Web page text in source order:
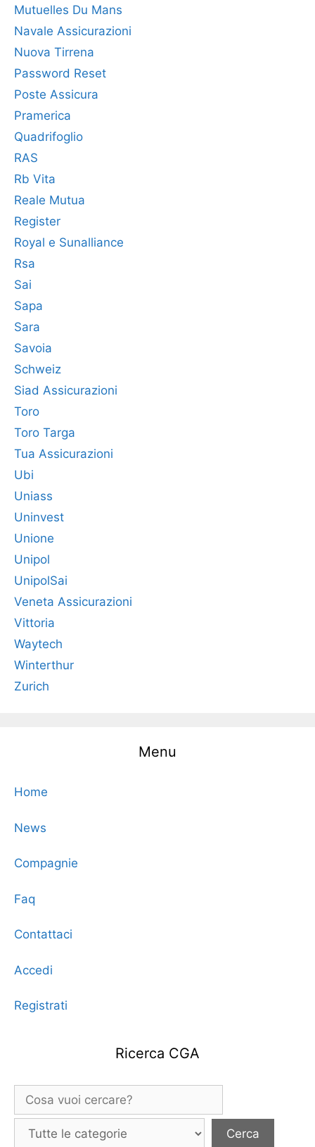
Mutuelles Du Mans
Navale Assicurazioni
Nuova Tirrena
Password Reset
Poste Assicura
Pramerica
Quadrifoglio
RAS
Rb Vita
Reale Mutua
Register
Royal e Sunalliance
Rsa
Sai
Sapa
Sara
Savoia
Schweiz
Siad Assicurazioni
Toro
Toro Targa
Tua Assicurazioni
Ubi
Uniass
Uninvest
Unione
Unipol
UnipolSai
Veneta Assicurazioni
Vittoria
Waytech
Winterthur
Zurich
Menu
Home
News
Compagnie
Faq
Contattaci
Accedi
Registrati
Ricerca CGA